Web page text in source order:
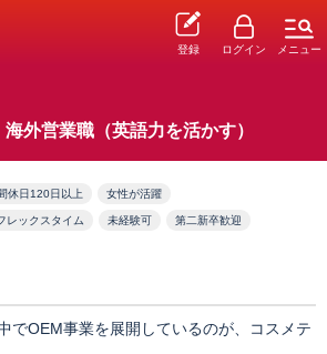
登録 ログイン メニュー
外営業職（英語力を活かす）
休日120日以上 女性が活躍
レックスタイム 未経験可 第二新卒歓迎
でOEM事業を展開しているのが、コスメテ